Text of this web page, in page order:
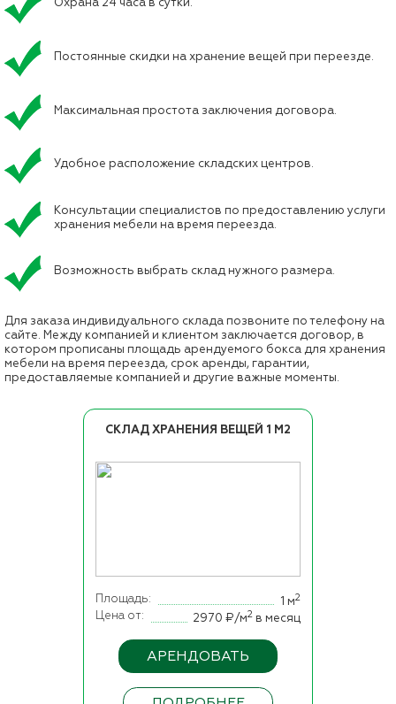
Охрана 24 часа в сутки.
Постоянные скидки на хранение вещей при переезде.
Максимальная простота заключения договора.
Удобное расположение складских центров.
Консультации специалистов по предоставлению услуги
хранения мебели на время переезда.
Возможность выбрать склад нужного размера.
Для заказа индивидуального склада позвоните по телефону на
сайте. Между компанией и клиентом заключается договор, в
котором прописаны площадь арендуемого бокса для хранения
мебели на время переезда, срок аренды, гарантии,
предоставляемые компанией и другие важные моменты.
СКЛАД ХРАНЕНИЯ ВЕЩЕЙ 1 М2
Площадь 1 м2
Цена от 2970 ₽/м2 в месяц
АРЕНДОВАТЬ